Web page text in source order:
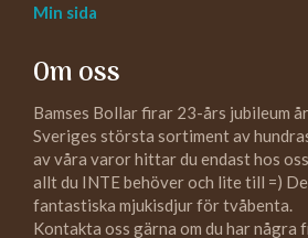
Min sida
Om oss
Bamses Bollar firar 23-års jubileum
Sveriges största sortiment av
av våra varor hittar du endast hos
allt du INTE behöver och lite till =)
fantastiska mjukisdjur för tvåbenta.
Kontakta oss gärna om du har några